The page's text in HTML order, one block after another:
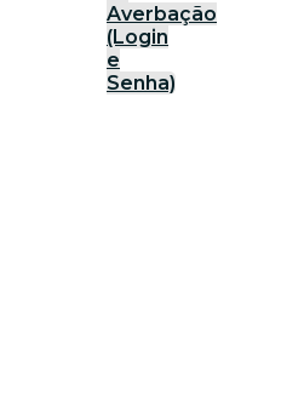
Averbação
(Login
e
Senha)